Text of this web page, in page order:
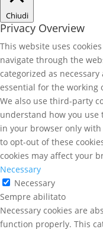
Chiudi
Privacy Overview
This website uses
navigate through the
categorized as
essential for the working
We also use third-party
understand how you use
in your browser only
to opt-out of these
cookies may affect your
Necessary
Necessary
Sempre abilitato
Necessary cookies are
function properly. This